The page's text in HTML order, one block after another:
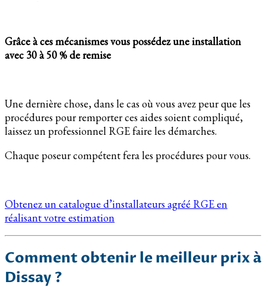
Grâce à ces mécanismes vous possédez une installation
avec 30 à 50 % de remise
Une dernière chose, dans le cas où vous avez peur que les
procédures pour remporter ces aides soient compliqué,
laissez un professionnel RGE faire les démarches.
Chaque poseur compétent fera les procédures pour vous.
Obtenez un catalogue d’installateurs agréé RGE en
réalisant votre estimation
Comment obtenir le meilleur prix à
Dissay ?